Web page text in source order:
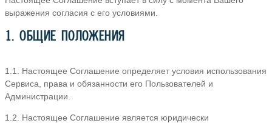
выражения согласия с его условиями.
1. ОБЩИЕ ПОЛОЖЕНИЯ
1.1. Настоящее Соглашение определяет условия использования
Сервиса, права и обязанности его Пользователей и
Администрации.
1.2. Настоящее Соглашение является юридически